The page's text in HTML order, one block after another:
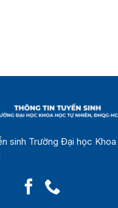
sinh Trường Đại học